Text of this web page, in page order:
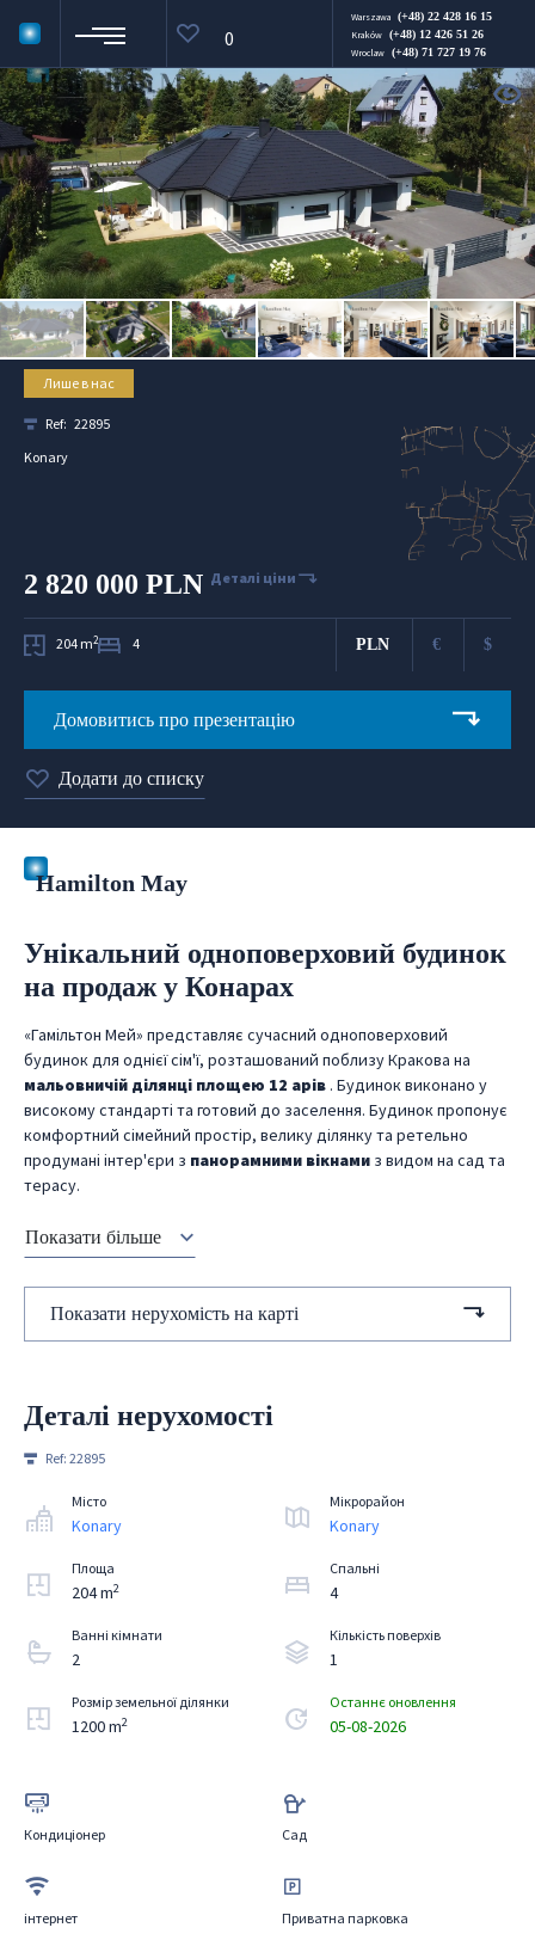
0
Warszawa (+48) 22 428 16 15
Kraków (+48) 12 426 51 26
Wroclaw (+48) 71 727 19 76
Лише в нас
Ref: 22895
Konary
2 820 000 PLN Деталі ціни
204 m2 4 PLN € $
Домовитись про презентацію
Додати до списку
Hamilton May
Унікальний одноповерховий будинок
на продаж у Конарах
«Гамільтон Мей» представляє сучасний одноповерховий
будинок для однієї сім'ї, розташований поблизу Кракова на
мальовничій ділянці площею 12 арів . Будинок виконано у
високому стандарті та готовий до заселення. Будинок пропонує
комфортний сімейний простір, велику ділянку та ретельно
продумані інтер'єри з панорамними вікнами з видом на сад та
терасу.
Показати більше
Показати нерухомість на карті
Деталі нерухомості
Ref: 22895
Місто
Konary
Мікрорайон
Konary
Площа
204 m2
Спальні
4
Ванні кімнати
2
Кількість поверхів
1
Розмір земельної ділянки
1200 m2
Останнє оновлення
05-08-2026
Кондиціонер Сад
інтернет Приватна парковка